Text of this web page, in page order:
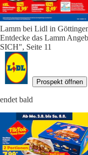
Lamm bei Lidl in
Entdecke das Lamm
SICH", Seite 11
Prospekt öffnen
endet bald